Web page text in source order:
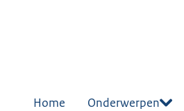
Home Onderwerpen